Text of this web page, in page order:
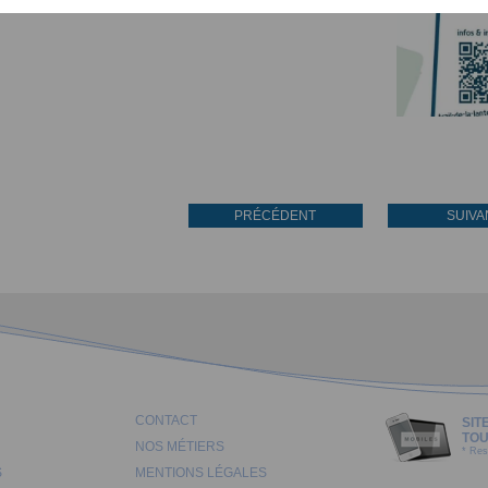
PRÉCÉDENT
CONTACT
NOS MÉTIERS
MENTIONS LÉGALES
*